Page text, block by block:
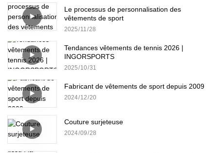
Le processus de personnalisation des
vêtements de sport
2025 11 28
Tendances vêtements de tennis 2026 |
INGORSPORTS
2025 10 31
Fabricant de vêtements de sport depuis 2009
2024 12 20
Couture surjeteuse
2024 09 28